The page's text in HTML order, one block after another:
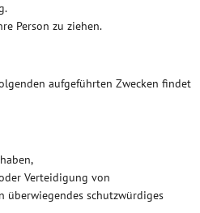
Person zu ziehen.
aufgeführten Zwecken findet
Verteidigung von
überwiegendes schutzwürdiges